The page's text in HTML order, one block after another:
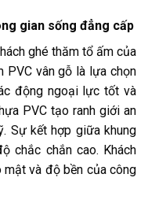
gian sống đẳng cấp
ghé thăm tổ ấm của
PVC vân gỗ là lựa chọn
động ngoại lực tốt và
PVC tạo ranh giới an
Sự kết hợp giữa khung
chắc chắn cao. Khách
mật và độ bền của công